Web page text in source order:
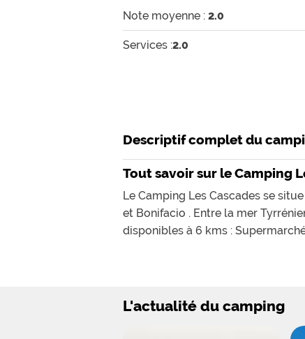
Note moyenne : 2.0
Services :2.0
Descriptif complet du
Tout savoir sur le Camping
Le Camping Les Cascades se
et Bonifacio . Entre la mer
disponibles à 6 kms :
L'actualité du camping